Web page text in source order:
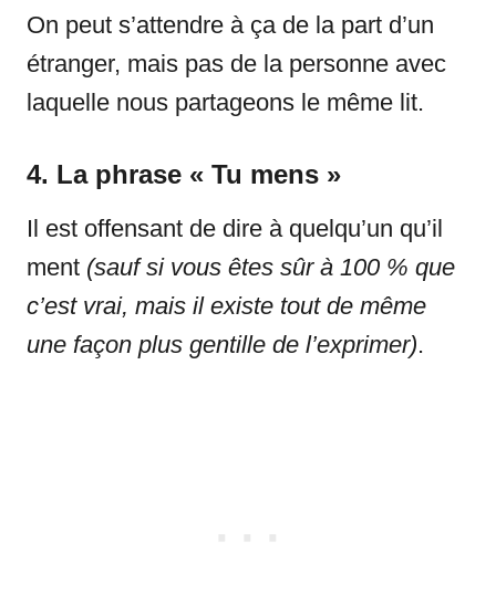
On peut s’attendre à ça de la part d’un
étranger, mais pas de la personne avec
laquelle nous partageons le même lit.
4. La phrase « Tu mens »
Il est offensant de dire à quelqu’un qu’il
ment (sauf si vous êtes sûr à 100 % que
c’est vrai, mais il existe tout de même
une façon plus gentille de l’exprimer).